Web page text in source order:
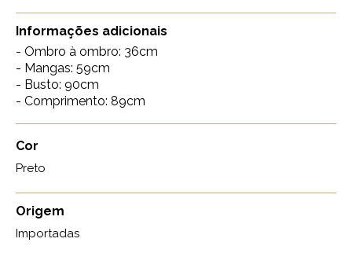
Informações adicionais
- Ombro à ombro: 36cm
- Mangas: 59cm
- Busto: 90cm
- Comprimento: 89cm
Cor
Preto
Origem
Importadas